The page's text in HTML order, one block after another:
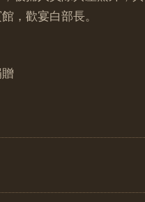
，歡宴白部長。